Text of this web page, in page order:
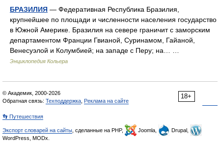
БРАЗИЛИЯ — Федеративная Республика Бразилия,
крупнейшее по площади и численности населения государство
в Южной Америке. Бразилия на севере граничит с заморским
департаментом Франции Гвианой, Суринамом, Гайаной,
Венесуэлой и Колумбией; на западе с Перу; на… …
Энциклопедия Кольера
18+
© Академик, 2000-2026
Обратная связь: Техподдержка Реклама на сайте
👣 Путешествия
Экспорт словарей на сайты , сделанные на PHP, Joomla,
Drupal,
WordPress, MODx.